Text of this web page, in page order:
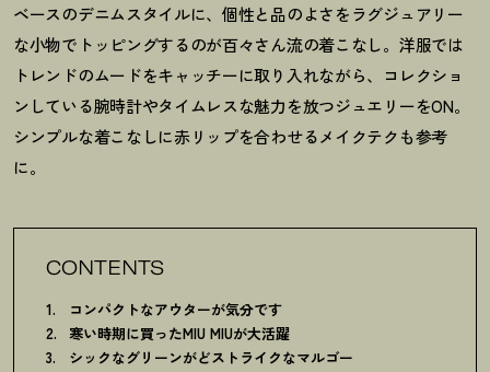
ベースのデニムスタイルに、個性と品のよさをラグジュアリー
な小物でトッピングするのが百々さん流の着こなし。洋服では
トレンドのムードをキャッチーに取り入れながら、コレクショ
ンしている腕時計やタイムレスな魅力を放つジュエリーをON。
シンプルな着こなしに赤リップを合わせるメイクテクも参考
に。
CONTENTS
コンパクトなアウターが気分です
寒い時期に買ったMIU MIUが大活躍
シックなグリーンがどストライクなマルゴー